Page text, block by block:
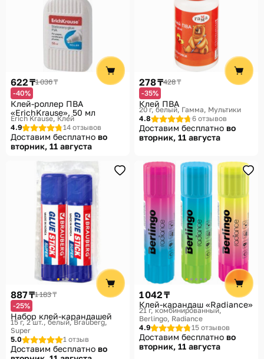
622 ₸1 036 ₸
-40%
Клей-роллер ПВА
«ErichKrause», 50 мл
Erich Krause, Клей
4.9
14 отзывов
Доставим бесплатно во
вторник, 11 августа
278 ₸428 ₸
-35%
Клей ПВА
20 г, белый Гамма, Мультики
4.8
6 отзывов
Доставим бесплатно во
вторник, 11 августа
887 ₸1 183 ₸
-25%
Набор клей-карандашей
15 г, 2 шт., белый Brauberg,
Super
5.0
1 отзыв
Доставим бесплатно во
1 042 ₸
Клей-карандаш «Radiance»
21 г, комбинированный
Berlingo, Radiance
4.9
15 отзывов
Доставим бесплатно во
вторник, 11 августа